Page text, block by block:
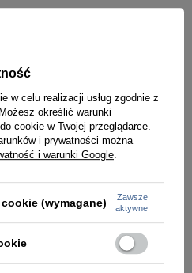
104,00 zł
Najniższa cena:104,00 zł
109,00 zł
w celu realizacji usług zgodnie z
określić warunki
cookie w Twojej przeglądarce.
i prywatności można
i warunki Google.
(wymagane)
Zawsze
aktywne